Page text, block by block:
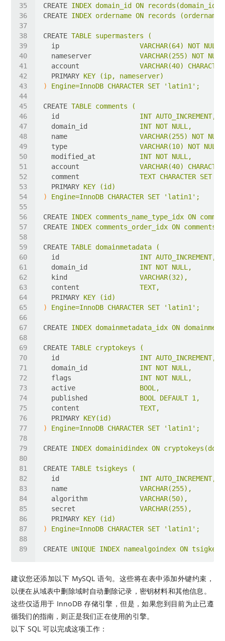
CREATE INDEX domain_id ON records(domain_id);
CREATE INDEX ordername ON records
CREATE TABLE supermasters (
ip
VARCHAR(64) NOT NULL,
nameserver
VARCHAR(255) NOT
account
VARCHAR(40)
PRIMARY KEY (ip, nameserver)
)
Engine=InnoDB CHARACTER SET 'latin1';
CREATE TABLE comments (
id
INT AUTO_INCREMENT,
domain_id
INT NOT NULL,
name
VARCHAR(255) NOT
type
VARCHAR(10) NOT NULL,
modified_at
INT NOT NULL,
account
VARCHAR(40)
comment
TEXT CHARACTER
PRIMARY KEY (id)
)
Engine=InnoDB CHARACTER SET 'latin1';
CREATE INDEX comments_name_type_idx ON
CREATE INDEX comments_order_idx ON
CREATE TABLE domainmetadata (
id
INT AUTO_INCREMENT,
domain_id
INT NOT NULL,
kind
VARCHAR(32),
content
TEXT,
PRIMARY KEY (id)
)
Engine=InnoDB CHARACTER SET 'latin1';
CREATE INDEX domainmetadata_idx ON
CREATE TABLE cryptokeys (
id
INT AUTO_INCREMENT,
domain_id
INT NOT NULL,
flags
INT NOT NULL,
active
BOOL,
published
BOOL DEFAULT 1,
content
TEXT,
PRIMARY KEY(id)
)
Engine=InnoDB CHARACTER SET 'latin1';
CREATE INDEX domainidindex ON
CREATE TABLE tsigkeys (
id
INT AUTO_INCREMENT,
name
VARCHAR(255),
algorithm
VARCHAR(50),
secret
VARCHAR(255),
PRIMARY KEY (id)
)
Engine=InnoDB CHARACTER SET 'latin1';
CREATE UNIQUE INDEX namealgoindex ON
建议您还添加以下 MySQL 语句。这些将在表中添加外键约束，
以便在从域表中删除域时自动删除记录，密钥材料和其他信息。
这些仅适用于 InnoDB 存储引擎，但是，如果您到目前为止已遵
循我们的指南，则正是我们正在使用的引擎。
以下 SQL 可以完成这项工作：